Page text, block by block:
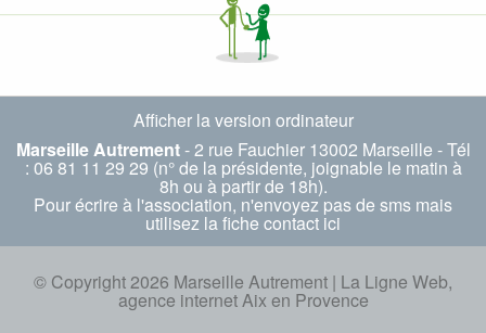
Afficher la version ordinateur
Marseille Autrement- 2 rue Fauchier 13002 Marseille - Tél
: 06 81 11 29 29 (n° de la présidente, joignable le matin à
8h ou à partir de 18h).
Pour écrire à l'association, n'envoyez pas de sms mais
utilisez la fiche contact ici
© Copyright 2026 Marseille Autrement | La Ligne Web,
agence internet Aix en Provence